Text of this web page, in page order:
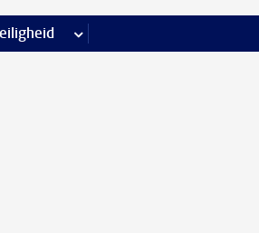
& Marketing pagina’s
meer Veiligheid pagina’s